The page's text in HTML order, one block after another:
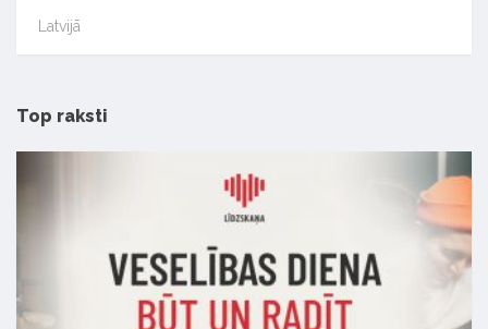
Latvijā
Top raksti